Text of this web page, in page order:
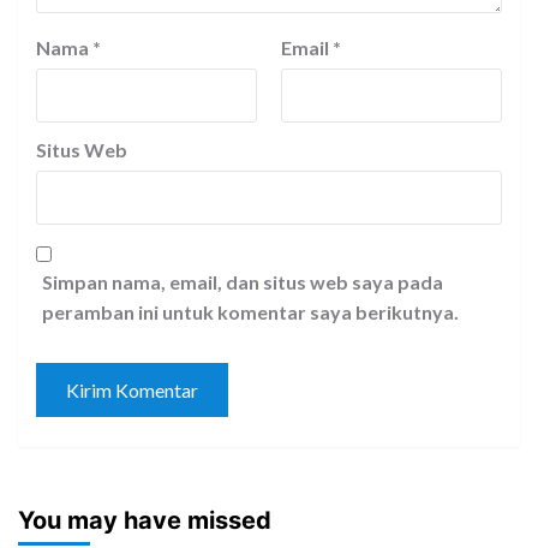
Nama * Email *
Situs Web
Simpan nama, email, dan situs web saya pada
peramban ini untuk komentar saya berikutnya.
You may have missed